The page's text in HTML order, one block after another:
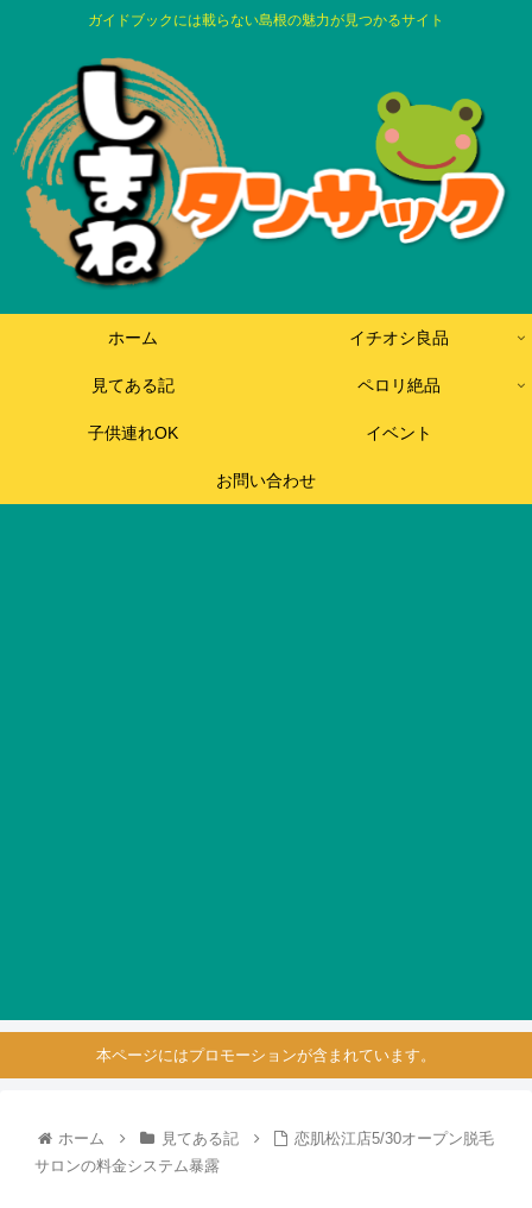
ガイドブックには載らない島根の魅力が見つかるサイト
ホーム イチオシ良品
見てある記 ペロリ絶品
子供連れOK イベント
お問い合わせ
本ページにはプロモーションが含まれています。
ホーム 見てある記
恋肌松江店5/30オープン脱毛
サロンの料金システム暴露